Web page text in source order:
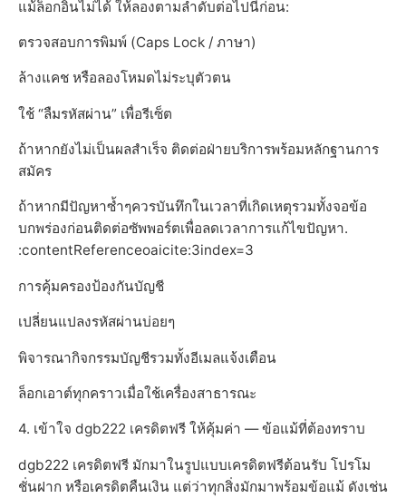
แม้ล็อกอินไม่ได้ ให้ลองตามลำดับต่อไปนี้ก่อน:
ตรวจสอบการพิมพ์ (Caps Lock / ภาษา)
ล้างแคช หรือลองโหมดไม่ระบุตัวตน
ใช้ “ลืมรหัสผ่าน” เพื่อรีเซ็ต
ถ้าหากยังไม่เป็นผลสำเร็จ ติดต่อฝ่ายบริการพร้อมหลักฐานการ
สมัคร
ถ้าหากมีปัญหาซ้ำๆควรบันทึกในเวลาที่เกิดเหตุรวมทั้งจอข้อ
บกพร่องก่อนติดต่อซัพพอร์ตเพื่อลดเวลาการแก้ไขปัญหา.
:contentReferenceoaicite:3index=3
การคุ้มครองป้องกันบัญชี
เปลี่ยนแปลงรหัสผ่านบ่อยๆ
พิจารณากิจกรรมบัญชีรวมทั้งอีเมลแจ้งเตือน
ล็อกเอาต์ทุกคราวเมื่อใช้เครื่องสาธารณะ
4. เข้าใจ dgb222 เครดิตฟรี ให้คุ้มค่า — ข้อแม้ที่ต้องทราบ
dgb222 เครดิตฟรี มักมาในรูปแบบเครดิตฟรีต้อนรับ โปรโม
ชั่นฝาก หรือเครดิตคืนเงิน แต่ว่าทุกสิ่งมักมาพร้อมข้อแม้ ดังเช่น